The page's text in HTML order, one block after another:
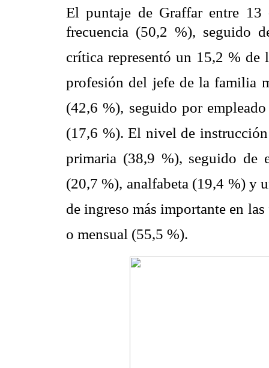
El puntaje de Graffar entre
frecuencia (50,2 %), seguido
crítica representó un 15,2 %
profesión del jefe de la familia
(42,6 %), seguido por
(17,6 %). El nivel de instrucción
primaria (38,9 %), seguido de
(20,7 %), analfabeta (19,4 %) y
de ingreso más importante en
o mensual (55,5 %).